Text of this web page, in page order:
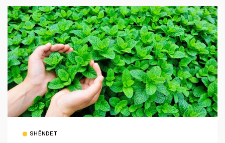
SHËNDET